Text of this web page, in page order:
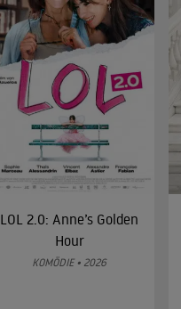
LOL 2.0: Anne’s Golden
Hour
KOMÖDIE • 2026